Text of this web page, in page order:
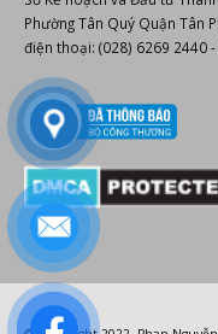
https://
Giấy CNĐKDN: 0307712550
đổi lần lần 2 ngày 18/10/
Sở Kế hoạch và Đầu tư
Phường Tân Quý Quận Tân
điện thoại: (028) 6269 2440 -